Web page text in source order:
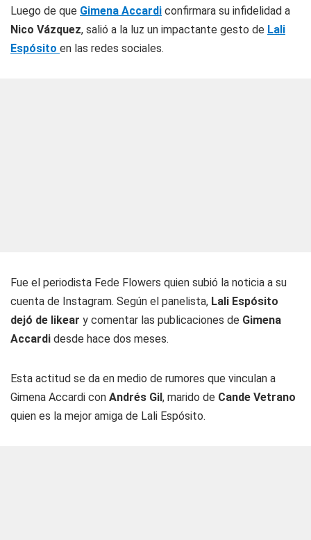
Luego de que Gimena Accardi confirmara su infidelidad a
Nico Vázquez, salió a la luz un impactante gesto de Lali
Espósito en las redes sociales.
Fue el periodista Fede Flowers quien subió la noticia a su
cuenta de Instagram. Según el panelista, Lali Espósito
dejó de likear y comentar las publicaciones de Gimena
Accardi desde hace dos meses.
Esta actitud se da en medio de rumores que vinculan a
Gimena Accardi con Andrés Gil, marido de Cande Vetrano
quien es la mejor amiga de Lali Espósito.